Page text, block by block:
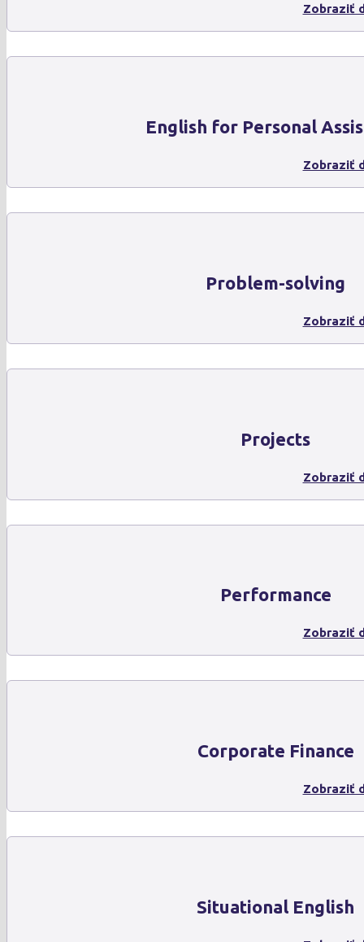
Zobraziť
English for Personal
Zobraziť
Problem-solving
Zobraziť
Projects
Zobraziť
Performance
Zobraziť
Corporate Finance
Zobraziť
Situational English